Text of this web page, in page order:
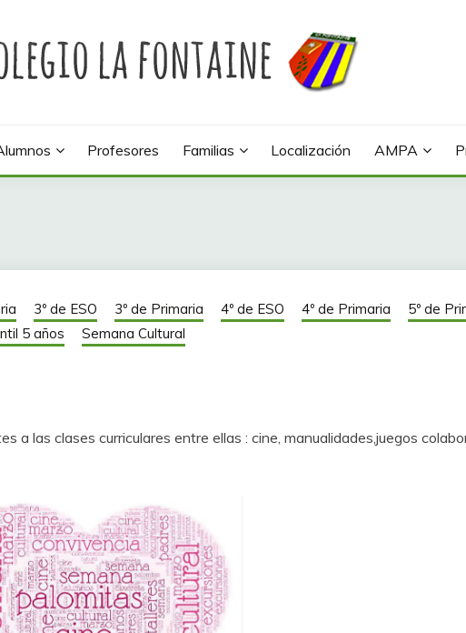
Profesores Familias Localización AMPA
3º de ESO 3º de Primaria 4º de ESO 4º de Primaria
5º de
5 años Semana Cultural
a las clases curriculares entre ellas : cine, manualidades,juegos